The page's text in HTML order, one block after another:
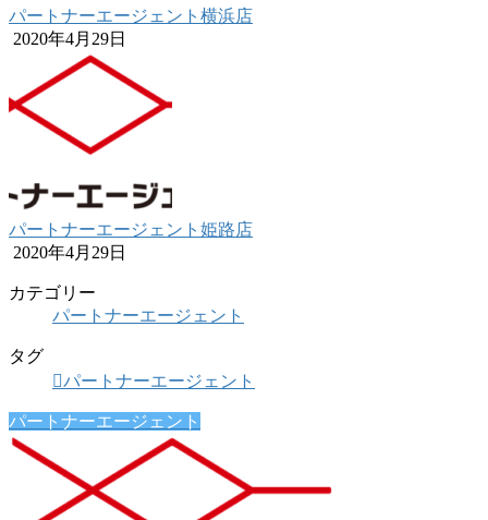
パートナーエージェント横浜店
2020年4月29日
パートナーエージェント姫路店
2020年4月29日
カテゴリー
パートナーエージェント
タグ
パートナーエージェント
パートナーエージェント